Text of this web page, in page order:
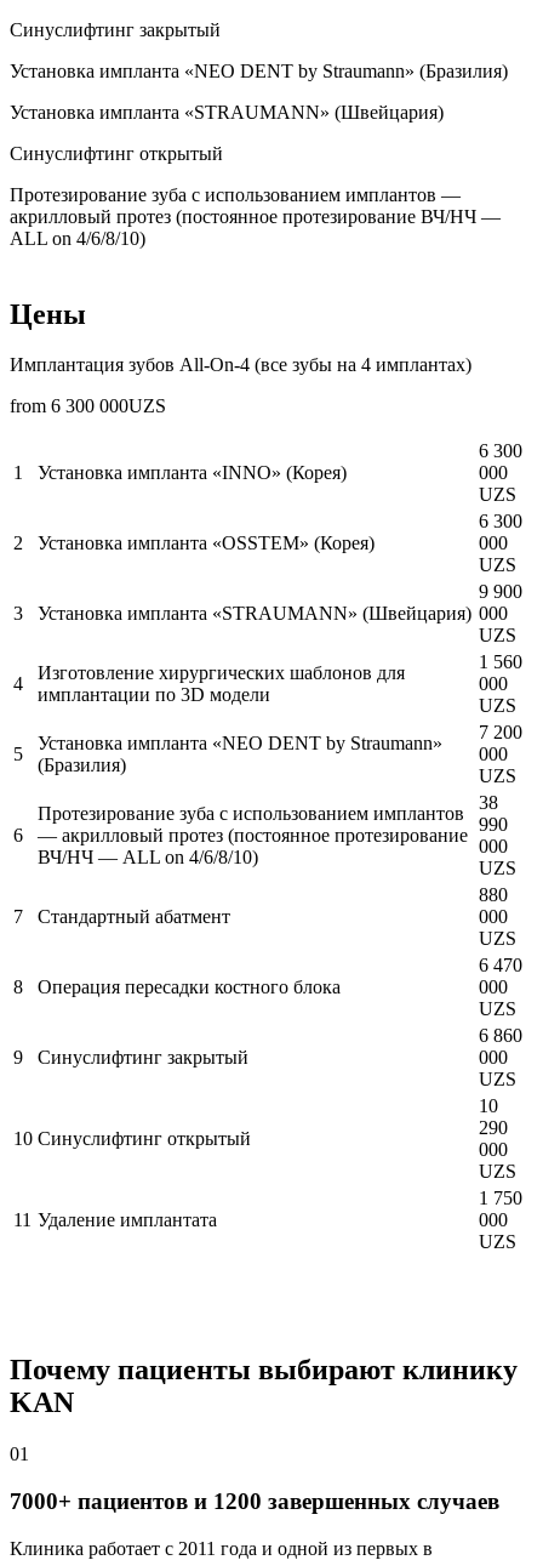
Синуслифтинг закрытый
Установка импланта «NEO DENT by Straumann» (Бразилия)
Установка импланта «STRAUMANN» (Швейцария)
Синуслифтинг открытый
Протезирование зуба с использованием имплантов —
акрилловый протез (постоянное протезирование ВЧ/НЧ —
ALL on 4/6/8/10)
Цены
Имплантация зубов All-On-4 (все зубы на 4 имплантах)
from 6 300 000UZS
1 Установка импланта «INNO» (Корея)
6 300
000
UZS
2 Установка импланта «OSSTEM» (Корея)
6 300
000
UZS
3 Установка импланта «STRAUMANN» (Швейцария)
9 900
000
UZS
4
Изготовление хирургических шаблонов для
имплантации по 3D модели
1 560
000
UZS
5
Установка импланта «NEO DENT by Straumann»
(Бразилия)
7 200
000
UZS
6
Протезирование зуба с использованием имплантов
— акрилловый протез (постоянное протезирование
ВЧ/НЧ — ALL on 4/6/8/10)
38
990
000
UZS
7 Стандартный абатмент
880
000
UZS
8 Операция пересадки костного блока
6 470
000
UZS
9 Синуслифтинг закрытый
6 860
000
UZS
10 Синуслифтинг открытый
10
290
000
UZS
11 Удаление имплантата
1 750
000
UZS
Почему пациенты выбирают клинику
KAN
01
7000+ пациентов и 1200 завершенных случаев
Клиника работает с 2011 года и одной из первых в